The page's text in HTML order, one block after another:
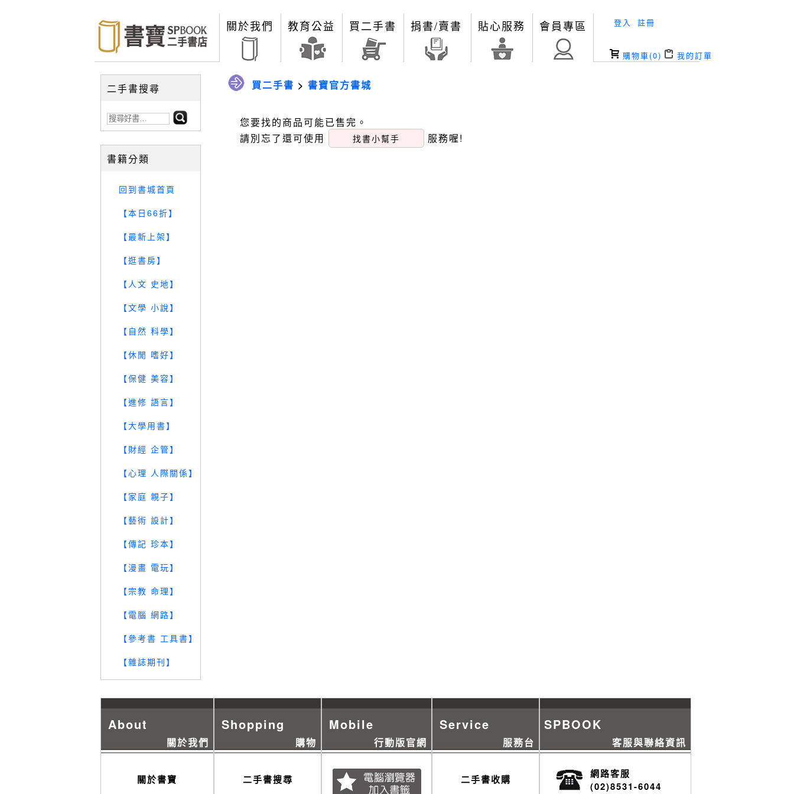
關於我們 教育公益 買二手書 捐書/賣書 貼心服務 會員專區 登入 註冊
購物車(0) 我的訂單
二手書搜尋
書籍分類
回到書城首頁
【本日66折】
【最新上架】
【逛書房】
【人文 史地】
【文學 小說】
【自然 科學】
【休閒 嗜好】
【保健 美容】
【進修 語言】
【大學用書】
【財經 企管】
【心理 人際關係】
【家庭 親子】
【藝術 設計】
【傳記 珍本】
【漫畫 電玩】
【宗教 命理】
【電腦 網路】
【參考書 工具書】
【雜誌期刊】
買二手書 > 書寶官方書城
您要找的商品可能已售完。
請別忘了還可使用
找書小幫手 服務喔!
About
關於我們
關於書寶
Shopping
購物
二手書搜尋
Mobile
行動版官網
Service
服務台
二手書收購
SPBOOK
客服與聯絡資訊
網路客服
(02)8531-6044